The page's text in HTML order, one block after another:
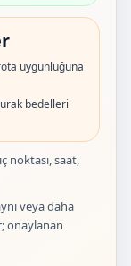
uygunluğuna
bedelleri
noktası, saat,
veya daha
onaylanan